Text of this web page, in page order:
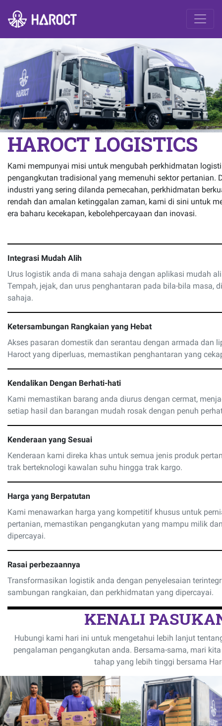
HAROCT LOGISTICS
Kami mempunyai misi untuk mengubah perkhidmatan
pengangkutan tradisional yang memenuhi sektor pertanian.
industri yang sering dilanda pemecahan, perkhidmatan
rendah dan amalan ketinggalan zaman, kami di sini untuk
era baharu kecekapan, kebolehpercayaan dan inovasi.
Integrasi Mudah Alih
Urus logistik anda di mana sahaja dengan aplikasi mudah
Tempah, jejak, dan urus penghantaran pada bila-bila masa,
sahaja.
Ketersambungan Rangkaian yang Hebat
Akses pasaran domestik dan serantau dengan armada dan
Haroct yang diperluas, memastikan penghantaran yang
Kendalikan Dengan Berhati-hati
Kami memastikan barang anda diurus dengan cermat,
setiap hasil dan barangan mudah rosak dengan penuh
Kenderaan yang Sesuai
Kenderaan kami direka khas untuk semua jenis produk
trak berteknologi kawalan suhu hingga trak kargo.
Harga yang Berpatutan
Kami menawarkan harga yang kompetitif khusus untuk
pertanian, memastikan pengangkutan yang mampu milik
dipercayai.
Rasai perbezaannya
Transformasikan logistik anda dengan penyelesaian
sambungan rangkaian, dan perkhidmatan yang dipercayai.
KENALI
Hubungi kami hari ini untuk mengetahui lebih lanjut
pengalaman pengangkutan anda. Bersama-sama, mari
tahap yang lebih tinggi bersama